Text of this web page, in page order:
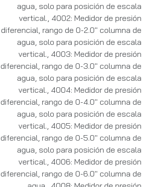
agua, solo para posición de escala
vertical. 4002: Medidor de presión
diferencial, rango de 0-2.0" columna de
agua, solo para posición de escala
vertical. 4003: Medidor de presión
diferencial, rango de 0-3.0" columna de
agua, solo para posición de escala
vertical. 4004: Medidor de presión
diferencial, rango de 0-4.0" columna de
agua, solo para posición de escala
vertical. 4005: Medidor de presión
diferencial, rango de 0-5.0" columna de
agua, solo para posición de escala
vertical. 4006: Medidor de presión
diferencial, rango de 0-6.0" columna de